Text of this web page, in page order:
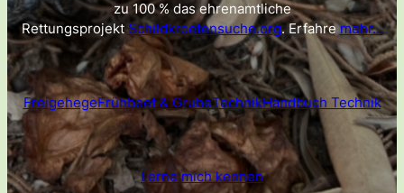
zu 100 % das ehrenamtliche
RettungsprojektSchildkroetensuche.org. Erfahremehr…
FreigehegeFrühbeet & GrubeTechnikHandbuch Technik
Lerne mich kennen